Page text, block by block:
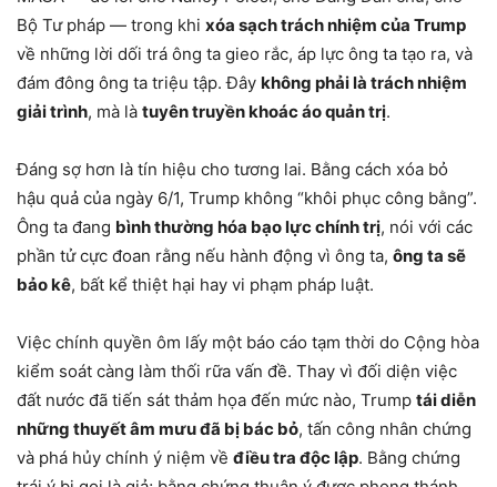
Bộ Tư pháp — trong khi xóa sạch trách nhiệm của Trump
về những lời dối trá ông ta gieo rắc, áp lực ông ta tạo ra, và
đám đông ông ta triệu tập. Đây không phải là trách nhiệm
giải trình, mà là tuyên truyền khoác áo quản trị.
Đáng sợ hơn là tín hiệu cho tương lai. Bằng cách xóa bỏ
hậu quả của ngày 6/1, Trump không “khôi phục công bằng”.
Ông ta đang bình thường hóa bạo lực chính trị, nói với các
phần tử cực đoan rằng nếu hành động vì ông ta, ông ta sẽ
bảo kê, bất kể thiệt hại hay vi phạm pháp luật.
Việc chính quyền ôm lấy một báo cáo tạm thời do Cộng hòa
kiểm soát càng làm thối rữa vấn đề. Thay vì đối diện việc
đất nước đã tiến sát thảm họa đến mức nào, Trump tái diễn
những thuyết âm mưu đã bị bác bỏ, tấn công nhân chứng
và phá hủy chính ý niệm về điều tra độc lập. Bằng chứng